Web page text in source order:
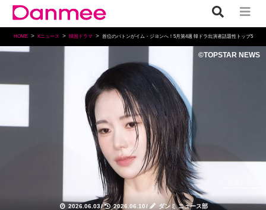
HOME Kニュース 韓国ドラマ 首位のバトンがイム・ジヨンへ！5月第4週 韓ドラ出演者話題性トップ5
©TOPSTAR NEWS
2026.06.03/ 2026.06.10/ ダンミ ニュース部